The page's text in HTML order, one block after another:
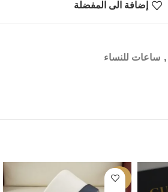
إضافة الى المفضلة
, ساعات للنساء
-5%